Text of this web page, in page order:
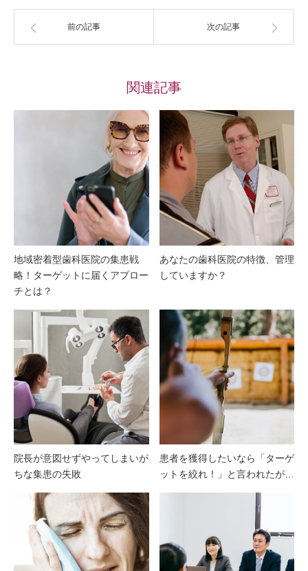
前の記事 次の記事
関連記事
地域密着型歯科医院の集患戦
略！ターゲットに届くアプロー
チとは？
あなたの歯科医院の特徴、管理
していますか？
院長が意図せずやってしまいが
ちな集患の失敗
患者を獲得したいなら「ターゲ
ットを絞れ！」と言われたが…